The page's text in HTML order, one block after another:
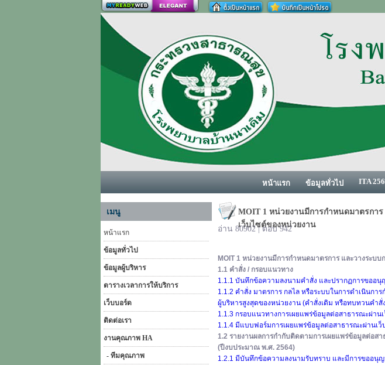
สร้างเว็บ
หน้าแรก ข้อมูลทั่วไป ITA
เมนู
หน้าแรก
ข้อมูลทั่วไป
ข้อมูลผู้บริหาร
ตารางเวลาการให้บริการ
เว็บบอร์ด
ติดต่อเรา
งานคุณภาพ HA
- ทีมคุณภาพ
MOIT 1 หน่วยงานมีการกำหนดมาตรกา
เว็บไซต์ของหน่วยงาน
อ่าน 80902 | ตอบ 942
MOIT 1 หน่วยงานมีการกำหนดมาตรการ และวางระบ
1.1 คำสั่ง / กรอบแนวทาง
1.1.1 บันทึกข้อความลงนามคำสั่ง และปรากฏการขออ
1.1.2 คำสั่ง มาตรการ กลไล หรือระบบในการดำเนินก
ผู้บริหารสูงสุดของหน่วยงาน (คำสั่งเดิม หรือทบทวนคำสั่
1.1.3 กรอบแนวทางการเผยแพร่ข้อมูลต่อสาธารณะผ่าน
1.1.4 มีแบบฟอร์มการเผยแพร่ข้อมูลต่อสาธารณะผ่านเ
1.2 รายงานผลการกำกับติดตามการเผยแพร่ข้อมูลต่อส
(ปีงบประมาณ พ.ศ. 2564)
1.2.1 มีบันทึกข้อความลงนามรับทราบ และมีการขออนุ